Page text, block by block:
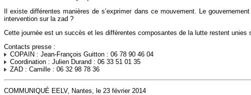
Il existe différentes manières de s’exprimer dans ce mouvement. Le
intervention sur la zad ?
Cette journée est un succès et les différentes composantes de la lutte restent unies
Contacts presse :
COPAIN : Jean-François Guitton : 06 78 90 46 04
Coordination : Julien Durand : 06 33 51 01 35
ZAD : Camille : 06 32 98 78 36
COMMUNIQUÉ EELV, Nantes, le 23 février 2014